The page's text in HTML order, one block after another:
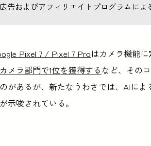
告およびアフィリエイトプログラムによ
Pixel 7 / Pixel 7 Proはカメラ機能
メラ部門で1位を獲得するなど、その
があるが、新たなうわさでは、AIに
示唆されている。